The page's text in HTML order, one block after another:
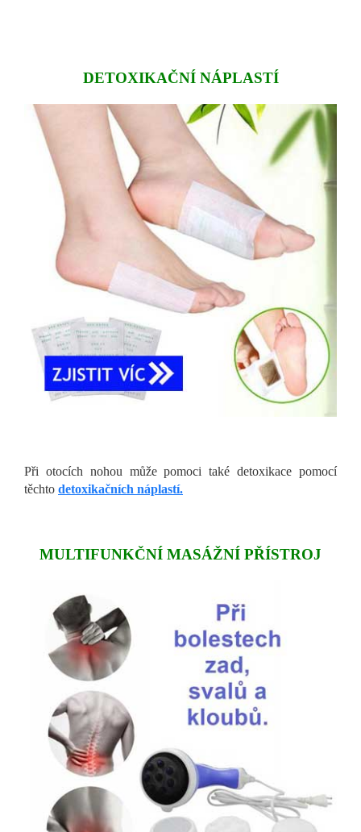
DETOXIKAČNÍ NÁPLASTÍ
Při otocích nohou může pomoci také detoxikace pomocí
těchto detoxikačních náplastí.
MULTIFUNKČNÍ MASÁŽNÍ PŘÍSTROJ